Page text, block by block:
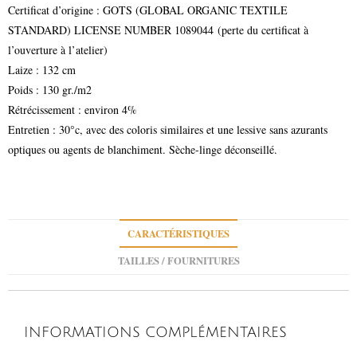
Certificat d’origine : GOTS (GLOBAL ORGANIC TEXTILE
STANDARD) LICENSE NUMBER 1089044 (perte du certificat à
l’ouverture à l’atelier)
Laize : 132 cm
Poids : 130 gr./m2
Rétrécissement : environ 4%
Entretien : 30°c, avec des coloris similaires et une lessive sans azurants
optiques ou agents de blanchiment. Sèche-linge déconseillé.
CARACTÉRISTIQUES
TAILLES / FOURNITURES
INFORMATIONS COMPLÉMENTAIRES